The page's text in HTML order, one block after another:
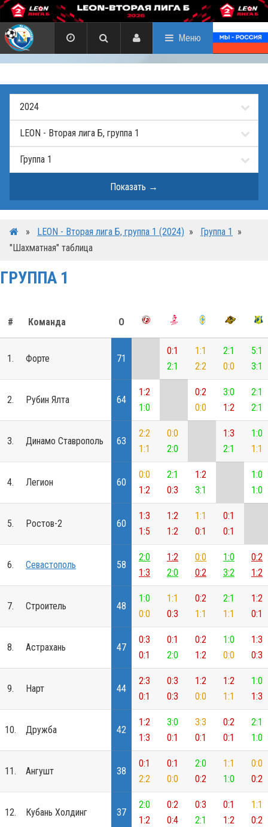
Меню
» LEON - Вторая лига Б, группа 1 (2024) » Группа 1
»
"Шахматная" таблица
ГРУППА 1
# Команда О
1. Форте 71
0:1
2:1
1:1
2:2
2:1
0:0
5:1
3:1
2. Рубин Ялта 64
1:2
1:0
0:2
0:0
3:0
1:2
2:1
2:1
3. Динамо Ставрополь 63
2:2
1:1
0:0
2:0
1:3
2:1
1:0
1:1
4. Легион 60
0:0
1:2
2:1
0:3
1:2
3:1
1:0
1:0
5. Ростов-2 60
1:3
1:5
1:2
1:2
1:1
0:1
0:1
0:1
6. Севастополь 58
2:0
1:3
1:2
2:0
0:0
0:2
1:0
3:2
0:2
1:2
7. Строитель 48
1:0
0:0
1:1
0:3
0:2
1:1
2:1
1:1
1:2
0:1
8. Астрахань 47
0:3
0:1
0:1
2:0
0:2
1:2
1:0
0:0
1:3
0:3
9. Нарт 44
2:3
0:1
0:3
0:3
1:2
0:0
1:2
1:1
1:0
1:3
10. Дружба 42
1:2
1:3
3:0
0:1
3:3
0:1
0:2
0:1
2:1
1:0
11. Ангушт 38
0:1
2:2
0:1
0:0
2:0
0:2
1:1
1:0
0:0
0:2
12. Кубань Холдинг 37
2:0
1:2
0:2
0:4
0:3
2:1
0:1
1:2
1:1
0:2